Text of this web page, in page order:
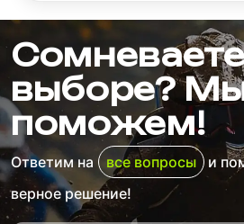
выборе?
поможем!
Ответим на все вопросы
и
верное решение!